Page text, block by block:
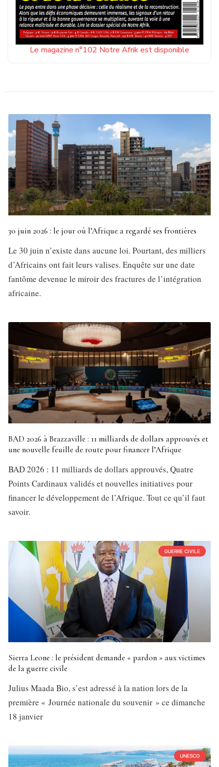
Le magazine n°102 Notre Afrik est disponible
30 juin 2026 : le jour où l’Afrique a regardé ses frontières
Le 30 juin n’existe dans aucune loi. Pourtant, des milliers
d’Africains ont fait leurs valises. Enquête sur une date
fantôme devenue le miroir des fractures de l’intégration
africaine.
BAD 2026 à Brazzaville : 11 milliards de dollars approuvés et
une nouvelle feuille de route pour financer l’Afrique
BAD 2026 : 11 milliards de dollars approuvés, Quatre
Points Cardinaux validés et nouvelles initiatives pour
financer le développement de l’Afrique. Tout ce qu’il faut
savoir.
GUERRE CIVILE
Sierra Leone : le président demande « pardon » aux victimes
de la guerre civile
Julius Maada Bio, s’est adressé à la nation lors de la
première « Journée nationale du souvenir » ce dimanche
18 janvier
UNESCO